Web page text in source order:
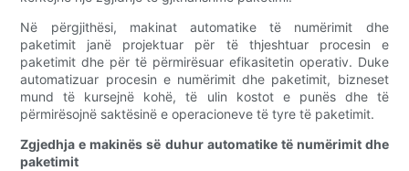
Në përgjithësi, makinat automatike të numërimit dhe
paketimit janë projektuar për të thjeshtuar procesin e
paketimit dhe për të përmirësuar efikasitetin operativ. Duke
automatizuar procesin e numërimit dhe paketimit, bizneset
mund të kursejnë kohë, të ulin kostot e punës dhe të
përmirësojnë saktësinë e operacioneve të tyre të paketimit.
Zgjedhja e makinës së duhur automatike të numërimit dhe
paketimit